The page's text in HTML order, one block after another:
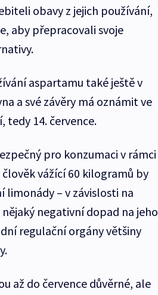
obavy z jejich používání,
aby přepracovali svoje
aspartamu také ještě v
a své závěry má oznámit ve
tedy 14. července.
pro konzumaci v rámci
vážící 60 kilogramů by
limonády – v závislosti na
negativní dopad na jeho
regulační orgány většiny
až do července důvěrné, ale